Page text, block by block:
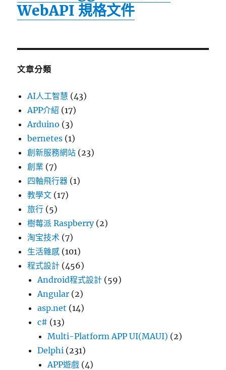
WebAPI 規格文件
文章分類
AI人工智慧 (43)
APP介紹 (17)
Arduino (3)
bernetes (1)
創新服務網站 (23)
創業 (7)
四軸飛行器 (1)
教學文 (17)
旅行 (5)
樹莓派 Raspberry(2)
淘宝技术 (7)
生活雜感 (101)
程式設計 (456)
Android程式設計 (59)
Angular (2)
asp.net (14)
c# (13)
Multi-Platform APP UI(MAUI) (2)
Delphi (231)
APP遊戲 (4)